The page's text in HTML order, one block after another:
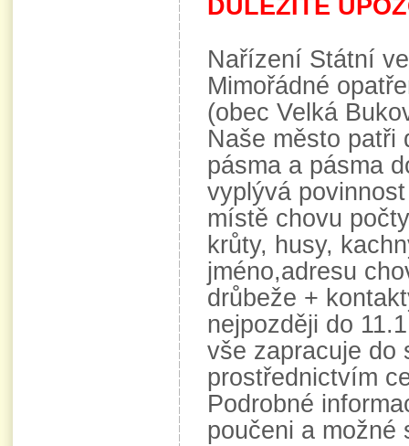
DŮLEŽITÉ
Nařízení Státní
Mimořádné
(obec Velká
Naše město patři
pásma a pásma
vyplývá
místě chovu
krůty, husy,
jméno,adresu
drůbeže +
nejpozději do
vše zapracuje do
prostřednictvím
Podrobné
poučeni a